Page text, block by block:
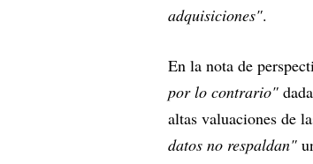
adquisiciones".
En la nota de
por lo contrario"
altas valuaciones de
datos no respaldan"